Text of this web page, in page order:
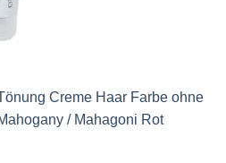
Creme Haar Farbe ohne
/ Mahagoni Rot